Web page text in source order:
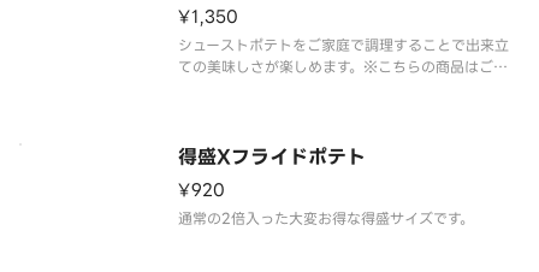
¥1,350
シューストポテトをご家庭で調理することで出来立
ての美味しさが楽しめます。※こちらの商品はご家
得盛Xフライドポテト
¥920
通常の2倍入った大変お得な得盛サイズです。